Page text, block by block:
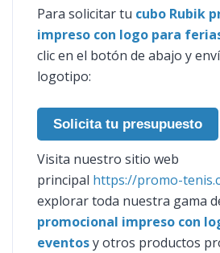
Para solicitar tu cubo Rubik
impreso con logo para
clic en el botón de abajo y
logotipo:
Solicita tu presupuesto
Visita nuestro sitio web
principal https://promo-
explorar toda nuestra gama
promocional impreso con
eventosy otros productos